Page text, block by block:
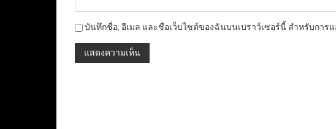
บันทึกชื่อ, อีเมล และชื่อเว็บไซต์ของฉันบนเบราว์เซอร์นี้ สำหรับการ